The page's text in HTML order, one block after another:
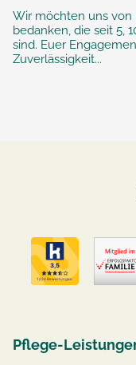
Wir möchten uns von
bedanken, die seit 5,
sind. Euer
Zuverlässigkeit...
Pflege-